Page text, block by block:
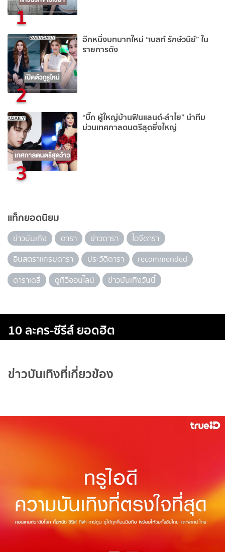
1
2
อีกหนึ่งบทบาทใหม่ “เบสท์ รักษ์วนีย์” ใน
รายการดัง
3
“บิ๊ก ผู้ใหญ่บ้านฟินแลนด์-ลำไย” นำทีม
ม่วนเทศกาลดนตรีสุดยิ่งใหญ่
แท็กยอดนิยม
ข่าวบันเทิง ดารา ข่าวดารา
ไอจีดารา
อินสตราแกรมดารา
ประวัติดารา
recommended
ดาราเดลี่
ดูทีวีออนไลน์ ข่าวบันเทิงวันนี้
10 ละคร-ซีรีส์ ยอดฮิต
ข่าวบันเทิงที่เกี่ยวข้อง